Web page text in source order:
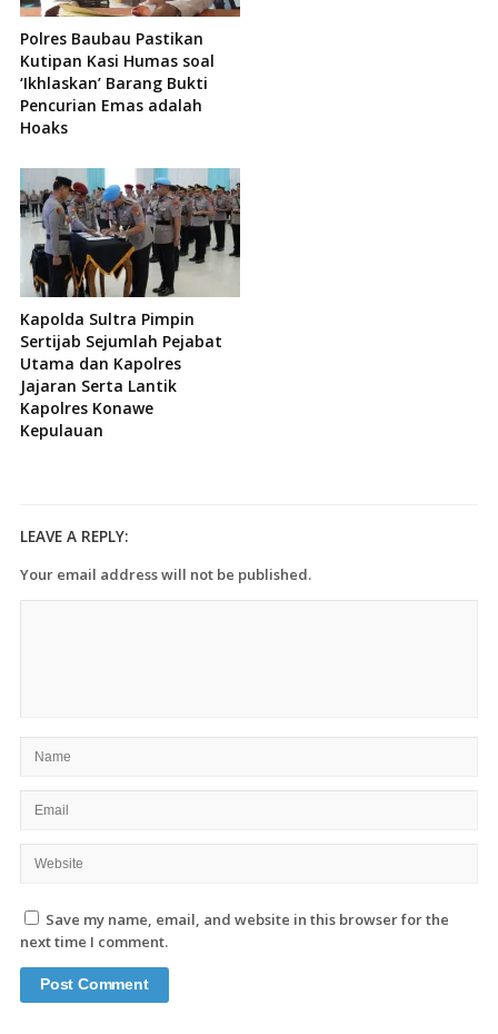
Polres Baubau Pastikan
Kutipan Kasi Humas soal
‘Ikhlaskan’ Barang Bukti
Pencurian Emas adalah
Hoaks
Kapolda Sultra Pimpin
Sertijab Sejumlah Pejabat
Utama dan Kapolres
Jajaran Serta Lantik
Kapolres Konawe
Kepulauan
LEAVE A REPLY:
Your email address will not be published.
Save my name, email, and website in this browser for the
next time I comment.